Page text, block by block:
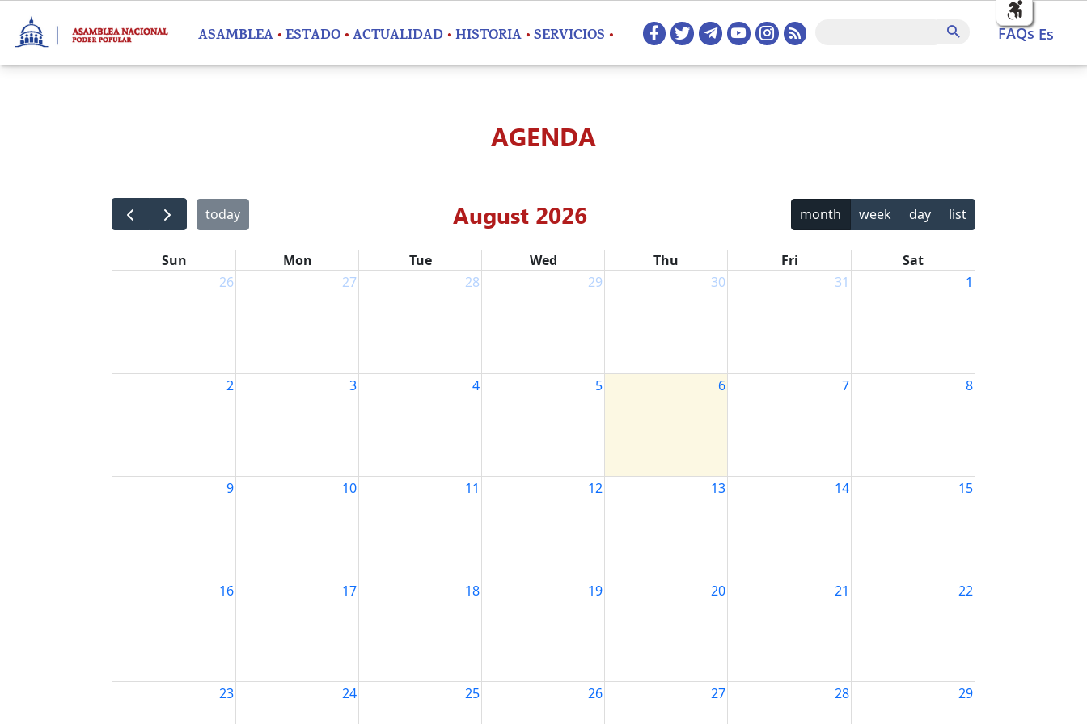
ASAMBLEA ESTADO ACTUALIDAD HISTORIA SERVICIOS
Redes sociales home
FAQs
FAQs es
AGENDA
today August 2026 month week day list
Sun Mon Tue Wed Thu Fri
Sat
26
27 28 29 30 31 1
2 3 4 5 6 7 8
9 10 11 12 13 14 15
16 17 18 19 20 21 22
23 24 25 26 27 28 29